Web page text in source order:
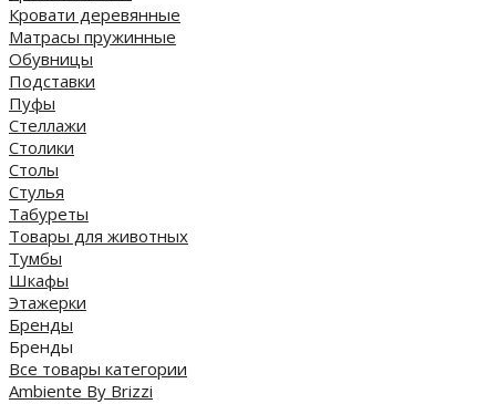
Кровати деревянные
Матрасы пружинные
Обувницы
Подставки
Пуфы
Стеллажи
Столики
Столы
Стулья
Табуреты
Товары для животных
Тумбы
Шкафы
Этажерки
Бренды
Бренды
Все товары категории
Ambiente By Brizzi